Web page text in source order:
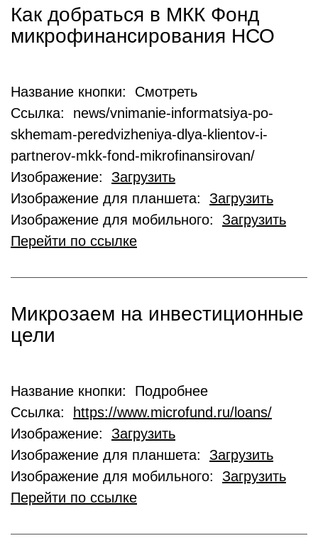
Как добраться в МКК Фонд
микрофинансирования НСО
Название кнопки: Смотреть
Ссылка: news/vnimanie-informatsiya-po-
skhemam-peredvizheniya-dlya-klientov-i-
partnerov-mkk-fond-mikrofinansirovan/
Изображение: Загрузить
Изображение для планшета: Загрузить
Изображение для мобильного: Загрузить
Перейти по ссылке
Микрозаем на инвестиционные
цели
Название кнопки: Подробнее
Ссылка:
https://www.microfund.ru/loans/
Изображение: Загрузить
Изображение для планшета: Загрузить
Изображение для мобильного: Загрузить
Перейти по ссылке